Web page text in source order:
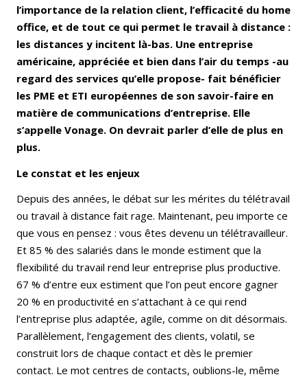
l’importance de la relation client, l’efficacité du home
office, et de tout ce qui permet le travail à distance :
les distances y incitent là-bas. Une entreprise
américaine, appréciée et bien dans l’air du temps -au
regard des services qu’elle propose- fait bénéficier
les PME et ETI européennes de son savoir-faire en
matière de communications d’entreprise. Elle
s’appelle Vonage. On devrait parler d’elle de plus en
plus.
Le constat et les enjeux
Depuis des années, le débat sur les mérites du télétravail
ou travail à distance fait rage. Maintenant, peu importe ce
que vous en pensez : vous êtes devenu un télétravailleur.
Et 85 % des salariés dans le monde estiment que la
flexibilité du travail rend leur entreprise plus productive.
67 % d’entre eux estiment que l’on peut encore gagner
20 % en productivité en s’attachant à ce qui rend
l’entreprise plus adaptée, agile, comme on dit désormais.
Parallèlement, l’engagement des clients, volatil, se
construit lors de chaque contact et dès le premier
contact. Le mot centres de contacts, oublions-le, même